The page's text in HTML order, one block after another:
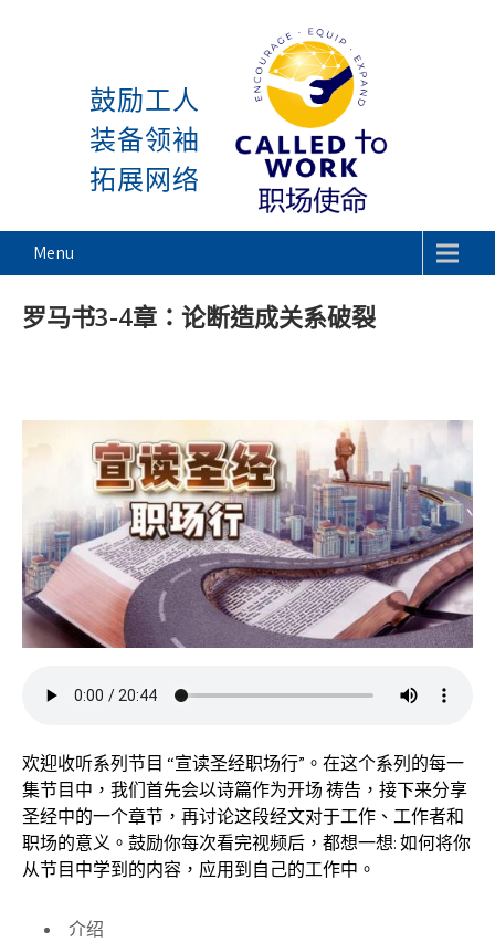
Called To Work
鼓励工人
装备领袖
拓展网络
Menu
罗马书3-4章：论断造成关系破裂
欢迎收听系列节目 “宣读圣经职场行”。在这个系列的每一
集节目中，我们首先会以诗篇作为开场 祷告，接下来分享
圣经中的一个章节，再讨论这段经文对于工作、工作者和
职场的意义。鼓励你每次看完视频后，都想一想: 如何将你
从节目中学到的内容，应用到自己的工作中。
介绍